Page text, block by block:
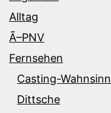
Alltag
Ã–PNV
Fernsehen
Casting-Wahnsinn
Dittsche